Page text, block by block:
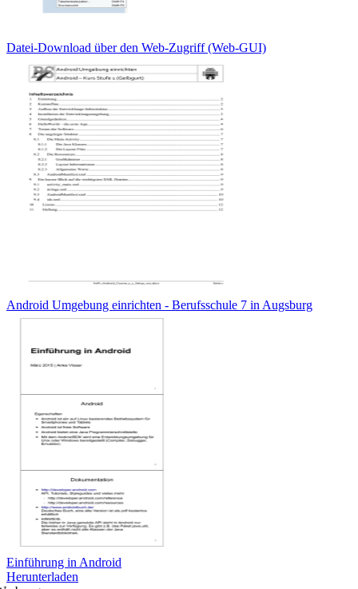
Datei-Download über den Web-Zugriff (Web-GUI)
Android Umgebung einrichten - Berufsschule 7 in Augsburg
Einführung in Android
Herunterladen